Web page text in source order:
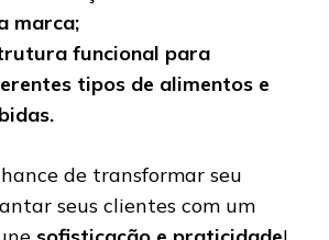
marca;
funcional para
tipos de alimentos e
de transformar seu
seus clientes com um